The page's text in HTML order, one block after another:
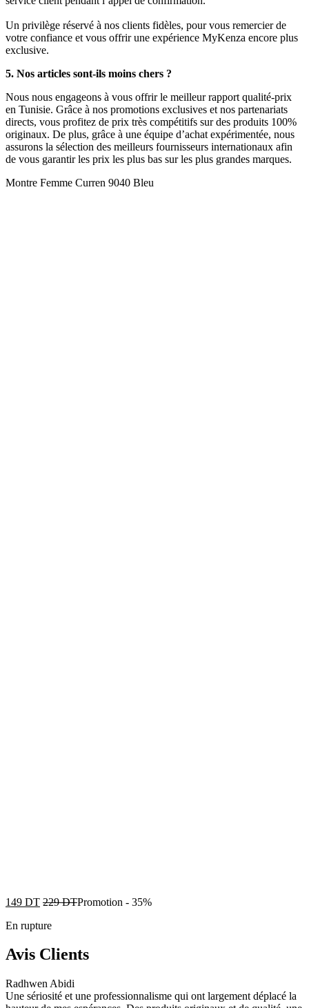
Un privilège réservé à nos clients fidèles, pour vous remercier de
votre confiance et vous offrir une expérience MyKenza encore plus
exclusive.
5. Nos articles sont-ils moins chers ?
Nous nous engageons à vous offrir le meilleur rapport qualité-prix
en Tunisie. Grâce à nos promotions exclusives et nos partenariats
directs, vous profitez de prix très compétitifs sur des produits 100%
originaux. De plus, grâce à une équipe d’achat expérimentée, nous
assurons la sélection des meilleurs fournisseurs internationaux afin
de vous garantir les prix les plus bas sur les plus grandes marques.
Montre Femme Curren 9040 Bleu
149 DT 229DTPromotion - 35%
En rupture
Avis Clients
Radhwen Abidi
Une sériosité et une professionnalisme qui ont largement déplacé la